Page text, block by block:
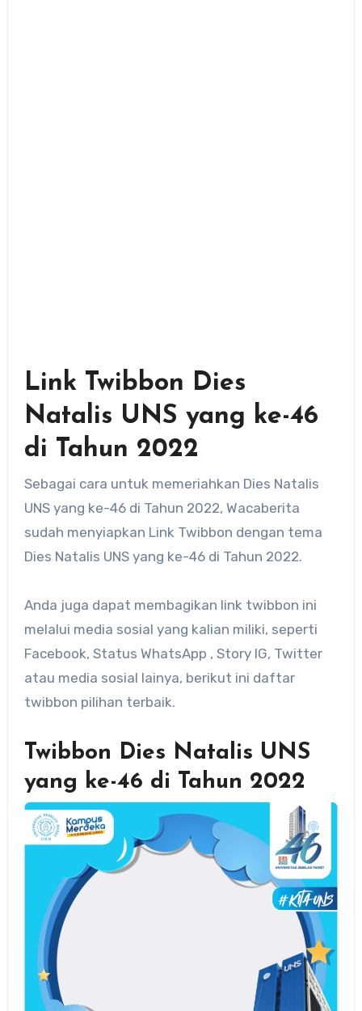
Link Twibbon Dies
Natalis UNS yang ke-46
di Tahun 2022
Sebagai cara untuk memeriahkan Dies Natalis
UNS yang ke-46 di Tahun 2022, Wacaberita
sudah menyiapkan Link Twibbon dengan tema
Dies Natalis UNS yang ke-46 di Tahun 2022.
Anda juga dapat membagikan link twibbon ini
melalui media sosial yang kalian miliki, seperti
Facebook, Status WhatsApp , Story IG, Twitter
atau media sosial lainya, berikut ini daftar
twibbon pilihan terbaik.
Twibbon Dies Natalis UNS
yang ke-46 di Tahun 2022